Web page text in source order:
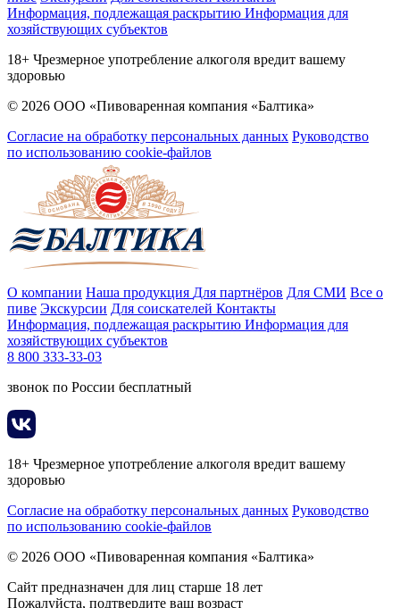
Информация, подлежащая раскрытию Информация для
хозяйствующих субъектов
18+ Чрезмерное употребление алкоголя вредит вашему
здоровью
© 2026 ООО «Пивоваренная компания «Балтика»
Согласие на обработку персональных данных Руководство
по использованию cookie-файлов
О компании Наша продукция Для партнёров Для СМИ Все о
пиве Экскурсии Для соискателей Контакты
Информация, подлежащая раскрытию Информация для
хозяйствующих субъектов
8 800 333-33-03
звонок по России бесплатный
18+ Чрезмерное употребление алкоголя вредит вашему
здоровью
Согласие на обработку персональных данных Руководство
по использованию cookie-файлов
© 2026 ООО «Пивоваренная компания «Балтика»
Сайт предназначен для лиц старше 18 лет
Пожалуйста, подтвердите ваш возраст